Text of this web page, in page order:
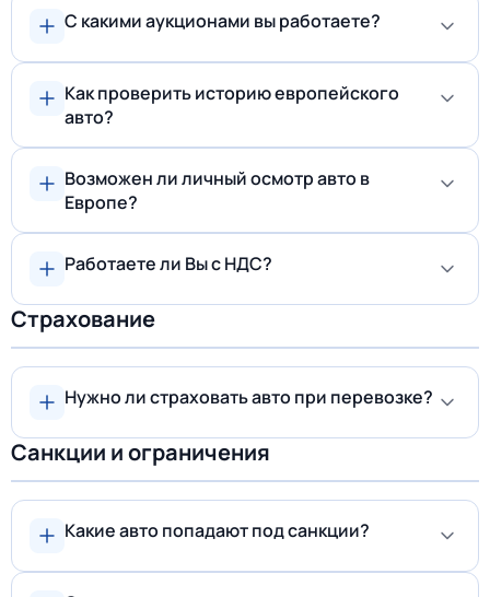
С какими аукционами вы работаете?
Как проверить историю европейского
авто?
Возможен ли личный осмотр авто в
Европе?
Работаете ли Вы с НДС?
Страхование
Нужно ли страховать авто при перевозке?
Санкции и ограничения
Какие авто попадают под санкции?